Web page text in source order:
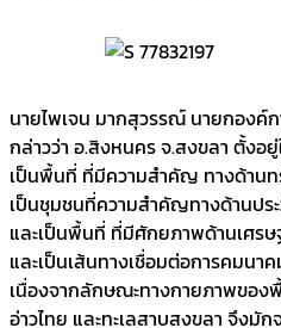
นายไพเจน มากสุวรรณ์ นายกองค์
กล่าวว่า อ.สิงหนคร จ.สงขลา ตั้งอ
เป็นพื้นที่ ที่มีความสำคัญ ทางด้าน
เป็นชุมชนที่ความสำคัญทางด้านปร
และเป็นพื้นที่ ที่มีศักยภาพด้านเศรษ
และเป็นเส้นทางเชื่อมต่อการคมนา
เนื่องจากลักษณะทางกายภาพของ
อ่าวไทย และทะเลสาบสงขลา จึงมั